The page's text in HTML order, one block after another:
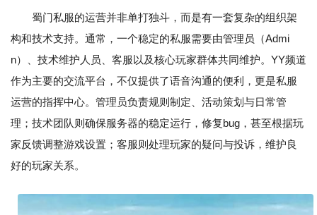
蜀门私服的运营并非单打独斗，而是有一套复杂的组织架
构和技术支持。通常，一个稳定的私服需要由管理员（Admi
n）、技术维护人员、客服以及核心玩家群体共同维护。YY频道
作为主要的交流平台，不仅提供了语音沟通的便利，更是私服
运营的指挥中心。管理员负责规则制定、活动策划与日常管
理；技术团队则确保服务器的稳定运行，修复bug，甚至根据玩
家反馈调整游戏设置；客服则处理玩家的疑问与投诉，维护良
好的玩家关系。